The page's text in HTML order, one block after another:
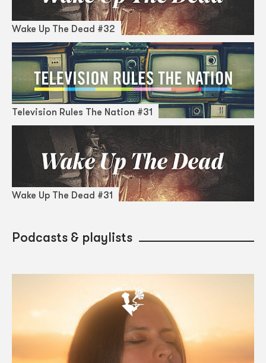
Wake Up The Dead #32
Television Rules The Nation #31
Wake Up The Dead #31
Podcasts & playlists